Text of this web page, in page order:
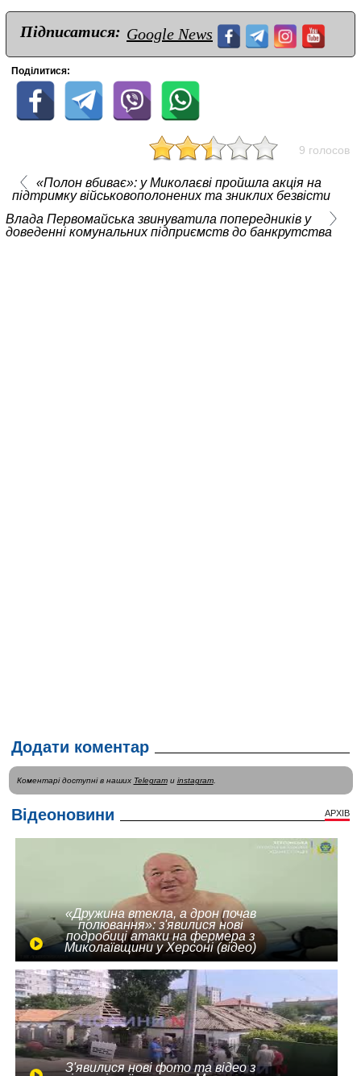
Підписатися: Google News
Поділитися:
9 голосов
«Полон вбиває»: у Миколаєві пройшла акція на
підтримку військовополонених та зниклих безвісти
Влада Первомайська звинуватила попередників у
доведенні комунальних підприємств до банкрутства
Додати коментар
Коментарі доступні в наших Telegramи instagram.
Відеоновини АРХІВ
«Дружина втекла, а дрон почав
полювання»: з'явилися нові
подробиці атаки на фермера з
Миколаївщини у Херсоні (відео)
З'явилися нові фото та відео з